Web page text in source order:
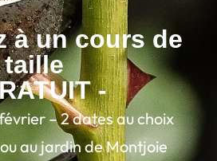
à un cours de
taille
-
– 2 dates au choix
au jardin de Montjoie